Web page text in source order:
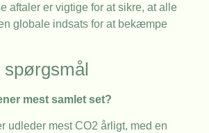
aftaler er vigtige for at sikre, at alle
globale indsats for at bekæmpe
spørgsmål
mest samlet set?
udleder mest CO2 årligt, med en